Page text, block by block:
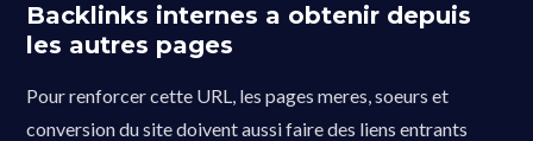
Backlinks internes a obtenir depuis
les autres pages
Pour renforcer cette URL, les pages meres, soeurs et
conversion du site doivent aussi faire des liens entrants